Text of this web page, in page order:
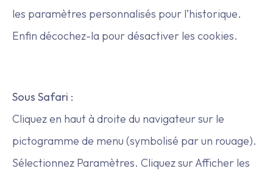
les paramètres personnalisés pour l’historique.
Enfin décochez-la pour désactiver les cookies.
Sous Safari :
Cliquez en haut à droite du navigateur sur le
pictogramme de menu (symbolisé par un rouage).
Sélectionnez Paramètres. Cliquez sur Afficher les